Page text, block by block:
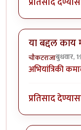
या बद्दल काय
चौकटराजाबुधवार,
अभियांत्रिकी
प्रतिसाद